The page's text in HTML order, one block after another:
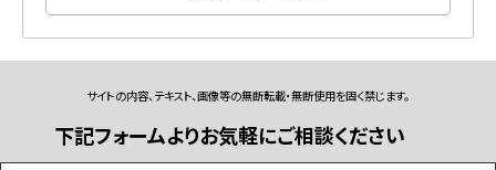
サイトの内容、テキスト、画像等の無断転載・無断使用を固く禁じます。
下記フォームよりお気軽にご相談ください